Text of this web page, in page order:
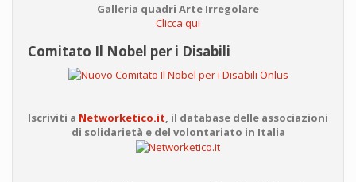
Galleria quadri Arte Irregolare
Clicca qui
Comitato Il Nobel per i Disabili
Iscriviti a Networketico.it , il database delle associazioni
di solidarietà e del volontariato in Italia